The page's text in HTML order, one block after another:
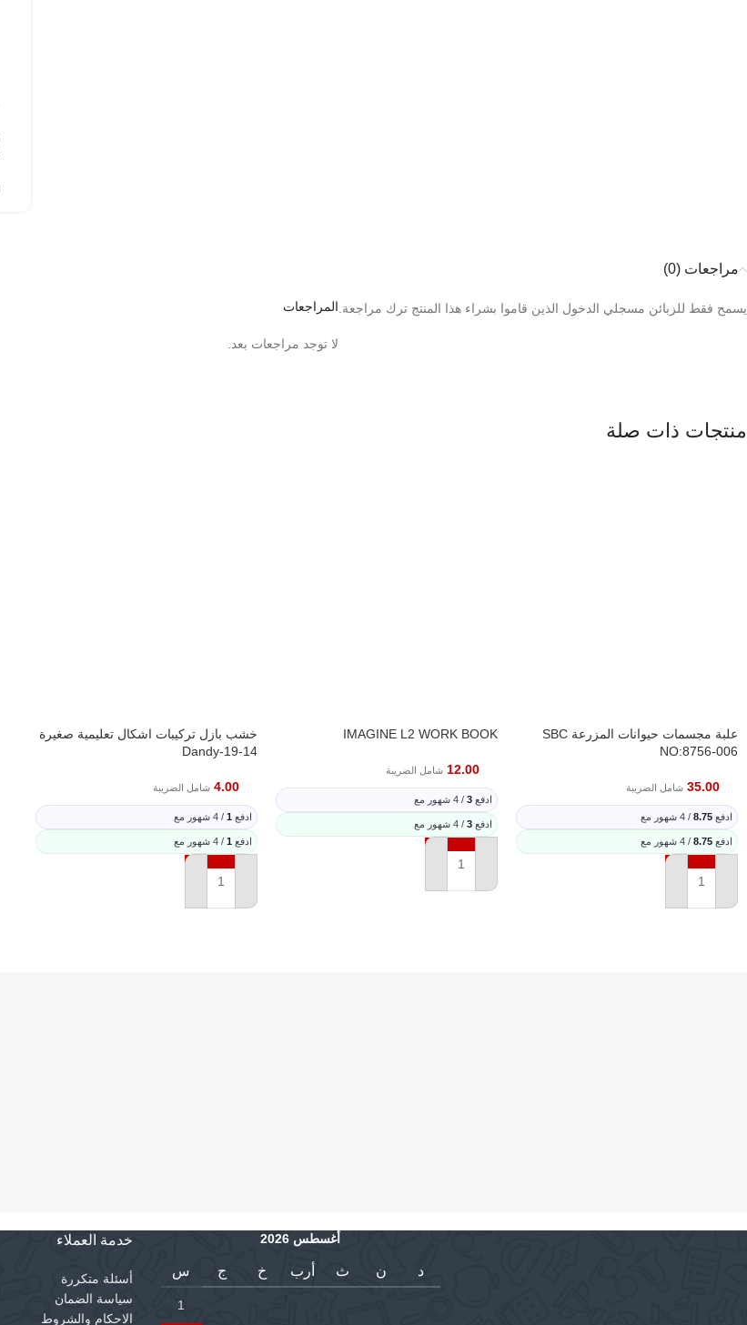
مراجعات (0)
المراجعات
لا توجد مراجعات بعد.
يسمح فقط للزبائن مسجلي الدخول الذين قاموا بشراء هذا المنتج ترك مراجعة.
منتجات ذات صلة
علبة مجسمات حيوانات المزرعة SBC
NO:8756-006
35.00 شامل الضريبة
ادفع 8.75 / 4 شهور مع
ادفع 8.75 / 4 شهور مع
إضافة إلى السلة
IMAGINE L2 WORK BOOK
12.00 شامل الضريبة
ادفع 3 / 4 شهور مع
ادفع 3 / 4 شهور مع
إضافة إلى السلة
خشب بازل تركيبات اشكال تعليمية صغيرة
Dandy-19-14
4.00 شامل الضريبة
ادفع 1 / 4 شهور مع
ادفع 1 / 4 شهور مع
إضافة إلى السلة
أغسطس 2026
د ن ث أرب خ ج س
1
خدمة العملاء
أسئلة متكررة
سياسة الضمان
الاحكام والشروط